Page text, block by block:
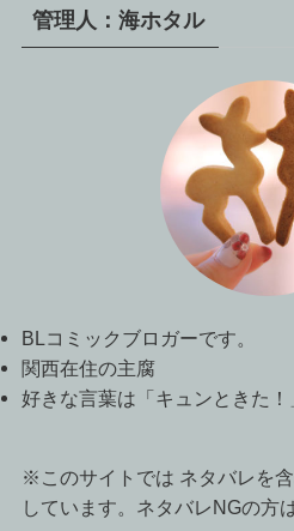
管理人：海ホタル
BLコミックブロガーです。
関西在住の主腐
好きな言葉は「キュンときた！
※このサイトでは ネタバレを
しています。ネタバレNGの方